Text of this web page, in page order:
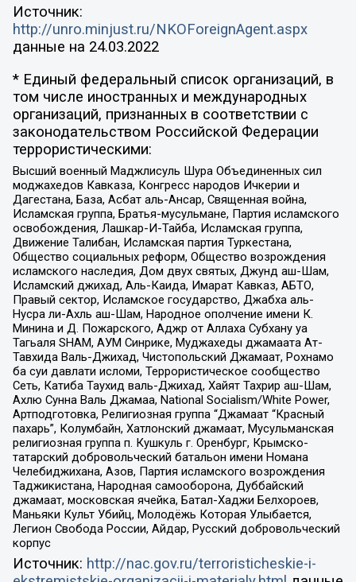
Источник:
http://unro.minjust.ru/NKOForeignAgent.aspx
данные на 24.03.2022
* Единый федеральный список организаций, в
том числе иностранных и международных
организаций, признанных в соответствии с
законодательством Российской Федерации
террористическими:
Высший военный Маджлисуль Шура Объединенных сил
моджахедов Кавказа, Конгресс народов Ичкерии и
Дагестана, База, Асбат аль-Ансар, Священная война,
Исламская группа, Братья-мусульмане, Партия исламского
освобождения, Лашкар-И-Тайба, Исламская группа,
Движение Талибан, Исламская партия Туркестана,
Общество социальных реформ, Общество возрождения
исламского наследия, Дом двух святых, Джунд аш-Шам,
Исламский джихад, Аль-Каида, Имарат Кавказ, АБТО,
Правый сектор, Исламское государство, Джабха аль-
Нусра ли-Ахль аш-Шам, Народное ополчение имени К.
Минина и Д. Пожарского, Аджр от Аллаха Субхану уа
Тагьаля SHAM, АУМ Синрике, Муджахеды джамаата Ат-
Тавхида Валь-Джихад, Чистопольский Джамаат, Рохнамо
ба суи давлати исломи, Террористическое сообщество
Сеть, Катиба Таухид валь-Джихад, Хайят Тахрир аш-Шам,
Ахлю Сунна Валь Джамаа, National Socialism/White Power,
Артподготовка, Религиозная группа “Джамаат “Красный
пахарь”, Колумбайн, Хатлонский джамаат, Мусульманская
религиозная группа п. Кушкуль г. Оренбург, Крымско-
татарский добровольческий батальон имени Номана
Челебиджихана, Азов, Партия исламского возрождения
Таджикистана, Народная самооборона, Дуббайский
джамаат, московская ячейка, Батал-Хаджи Белхороев,
Маньяки Культ Убийц, Молодёжь Которая Улыбается,
Легион Свобода России, Айдар, Русский добровольческий
корпус
Источник: http://nac.gov.ru/terroristicheskie-i-